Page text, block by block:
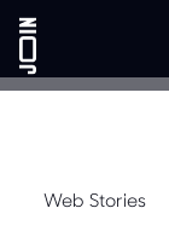
Web Stories